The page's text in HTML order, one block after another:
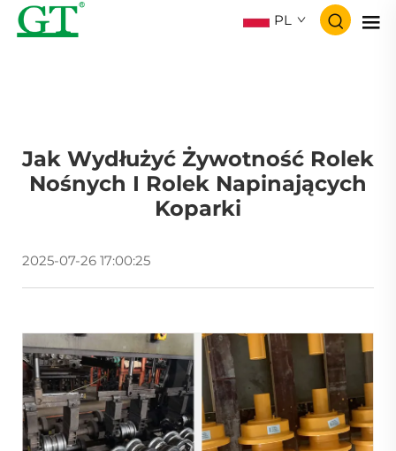
PL
Jak Wydłużyć Żywotność Rolek
Nośnych I Rolek Napinających
Koparki
2025-07-26 17:00:25